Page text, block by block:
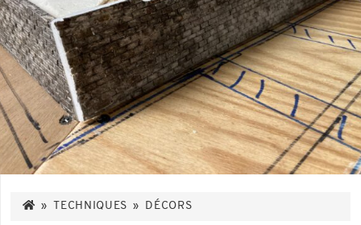
» TECHNIQUES » DÉCORS